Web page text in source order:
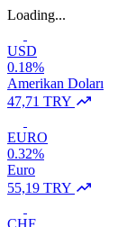
Loading...
USD
0.18%
Amerikan Doları
47,71 TRY
EURO
0.32%
Euro
55,19 TRY
CHF